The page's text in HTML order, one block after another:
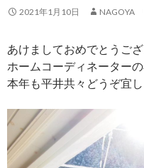
2021年1月10日 NAGOYA
あけましておめでとうござ
ホームコーディネーターの
本年も平井共々どうぞ宜